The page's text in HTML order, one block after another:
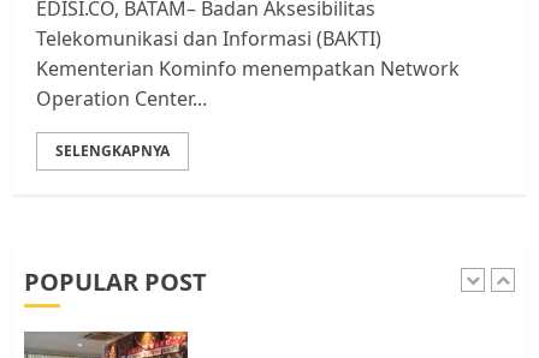
EDISI.CO, BATAM– Badan Aksesibilitas
Telekomunikasi dan Informasi (BAKTI)
Kementerian Kominfo menempatkan Network
Operation Center...
SELENGKAPNYA
POPULAR POST
5
Berhenti Merampas Tanah
Warga Rempang
JULI 15, 2026 0
1